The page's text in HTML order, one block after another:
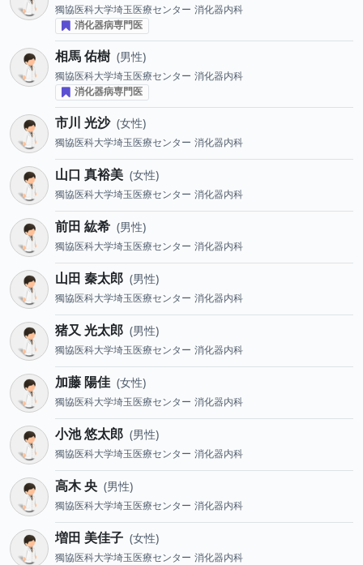
獨協医科大学埼玉医療センター 消化器内科
消化器病専門医
相馬 佑樹 男性
獨協医科大学埼玉医療センター 消化器内科
消化器病専門医
市川 光沙 女性
獨協医科大学埼玉医療センター 消化器内科
山口 真裕美 女性
獨協医科大学埼玉医療センター 消化器内科
前田 紘希 男性
獨協医科大学埼玉医療センター 消化器内科
山田 秦太郎 男性
獨協医科大学埼玉医療センター 消化器内科
猪又 光太郎 男性
獨協医科大学埼玉医療センター 消化器内科
加藤 陽佳 女性
獨協医科大学埼玉医療センター 消化器内科
小池 悠太郎 男性
獨協医科大学埼玉医療センター 消化器内科
高木 央 男性
獨協医科大学埼玉医療センター 消化器内科
増田 美佳子 女性
獨協医科大学埼玉医療センター 消化器内科